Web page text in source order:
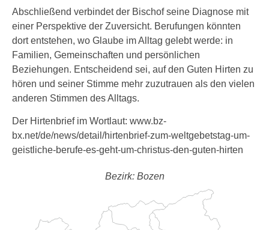
Abschließend verbindet der Bischof seine Diagnose mit
einer Perspektive der Zuversicht. Berufungen könnten
dort entstehen, wo Glaube im Alltag gelebt werde: in
Familien, Gemeinschaften und persönlichen
Beziehungen. Entscheidend sei, auf den Guten Hirten zu
hören und seiner Stimme mehr zuzutrauen als den vielen
anderen Stimmen des Alltags.
Der Hirtenbrief im Wortlaut: www.bz-
bx.net/de/news/detail/hirtenbrief-zum-weltgebetstag-um-
geistliche-berufe-es-geht-um-christus-den-guten-hirten
Bezirk: Bozen